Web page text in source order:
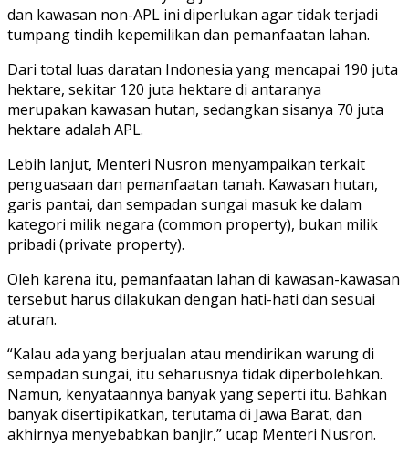
dan kawasan non-APL ini diperlukan agar tidak terjadi
tumpang tindih kepemilikan dan pemanfaatan lahan.
Dari total luas daratan Indonesia yang mencapai 190 juta
hektare, sekitar 120 juta hektare di antaranya
merupakan kawasan hutan, sedangkan sisanya 70 juta
hektare adalah APL.
Lebih lanjut, Menteri Nusron menyampaikan terkait
penguasaan dan pemanfaatan tanah. Kawasan hutan,
garis pantai, dan sempadan sungai masuk ke dalam
kategori milik negara (common property), bukan milik
pribadi (private property).
Oleh karena itu, pemanfaatan lahan di kawasan-kawasan
tersebut harus dilakukan dengan hati-hati dan sesuai
aturan.
“Kalau ada yang berjualan atau mendirikan warung di
sempadan sungai, itu seharusnya tidak diperbolehkan.
Namun, kenyataannya banyak yang seperti itu. Bahkan
banyak disertipikatkan, terutama di Jawa Barat, dan
akhirnya menyebabkan banjir,” ucap Menteri Nusron.